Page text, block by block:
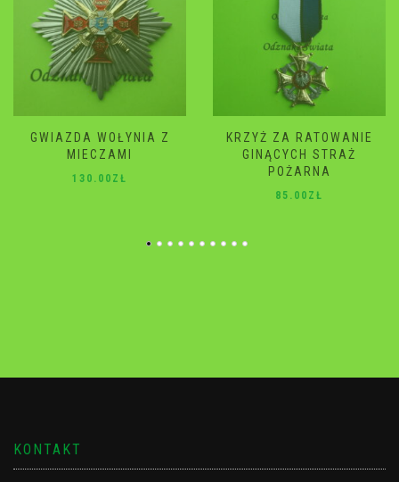
KRZYŻ ZA RATOWANIE
GINĄCYCH STRAŻ
POŻARNA
GWIAZDA WOŁYNIA
120.00ZŁ
KONTAKT